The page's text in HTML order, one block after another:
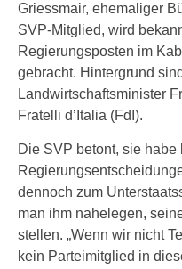
Griessmair, ehemaliger
SVP-Mitglied, wird
Regierungsposten im
gebracht. Hintergrund
Landwirtschaftsminister
Fratelli d’Italia (FdI).
Die SVP betont, sie
dennoch zum
man ihm nahelegen,
stellen. „Wenn wir nicht
kein Parteimitglied in